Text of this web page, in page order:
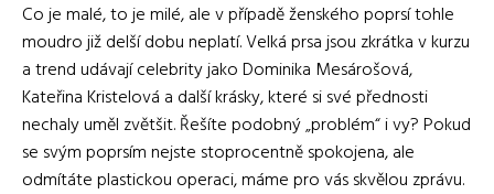
Co je malé, to je milé, ale v případě ženského poprsí tohle
moudro již delší dobu neplatí. Velká prsa jsou zkrátka v kurzu
a trend udávají celebrity jako Dominika Mesárošová,
Kateřina Kristelová a další krásky, které si své přednosti
nechaly uměl zvětšit. Řešíte podobný „problém“ i vy? Pokud
se svým poprsím nejste stoprocentně spokojena, ale
odmítáte plastickou operaci, máme pro vás skvělou zprávu.